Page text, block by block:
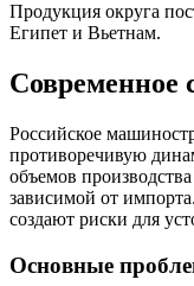
Продукция округа
Египет и Вьетнам.
Современное
Российское
противоречивую
объемов
зависимой от
создают риски для
Основные